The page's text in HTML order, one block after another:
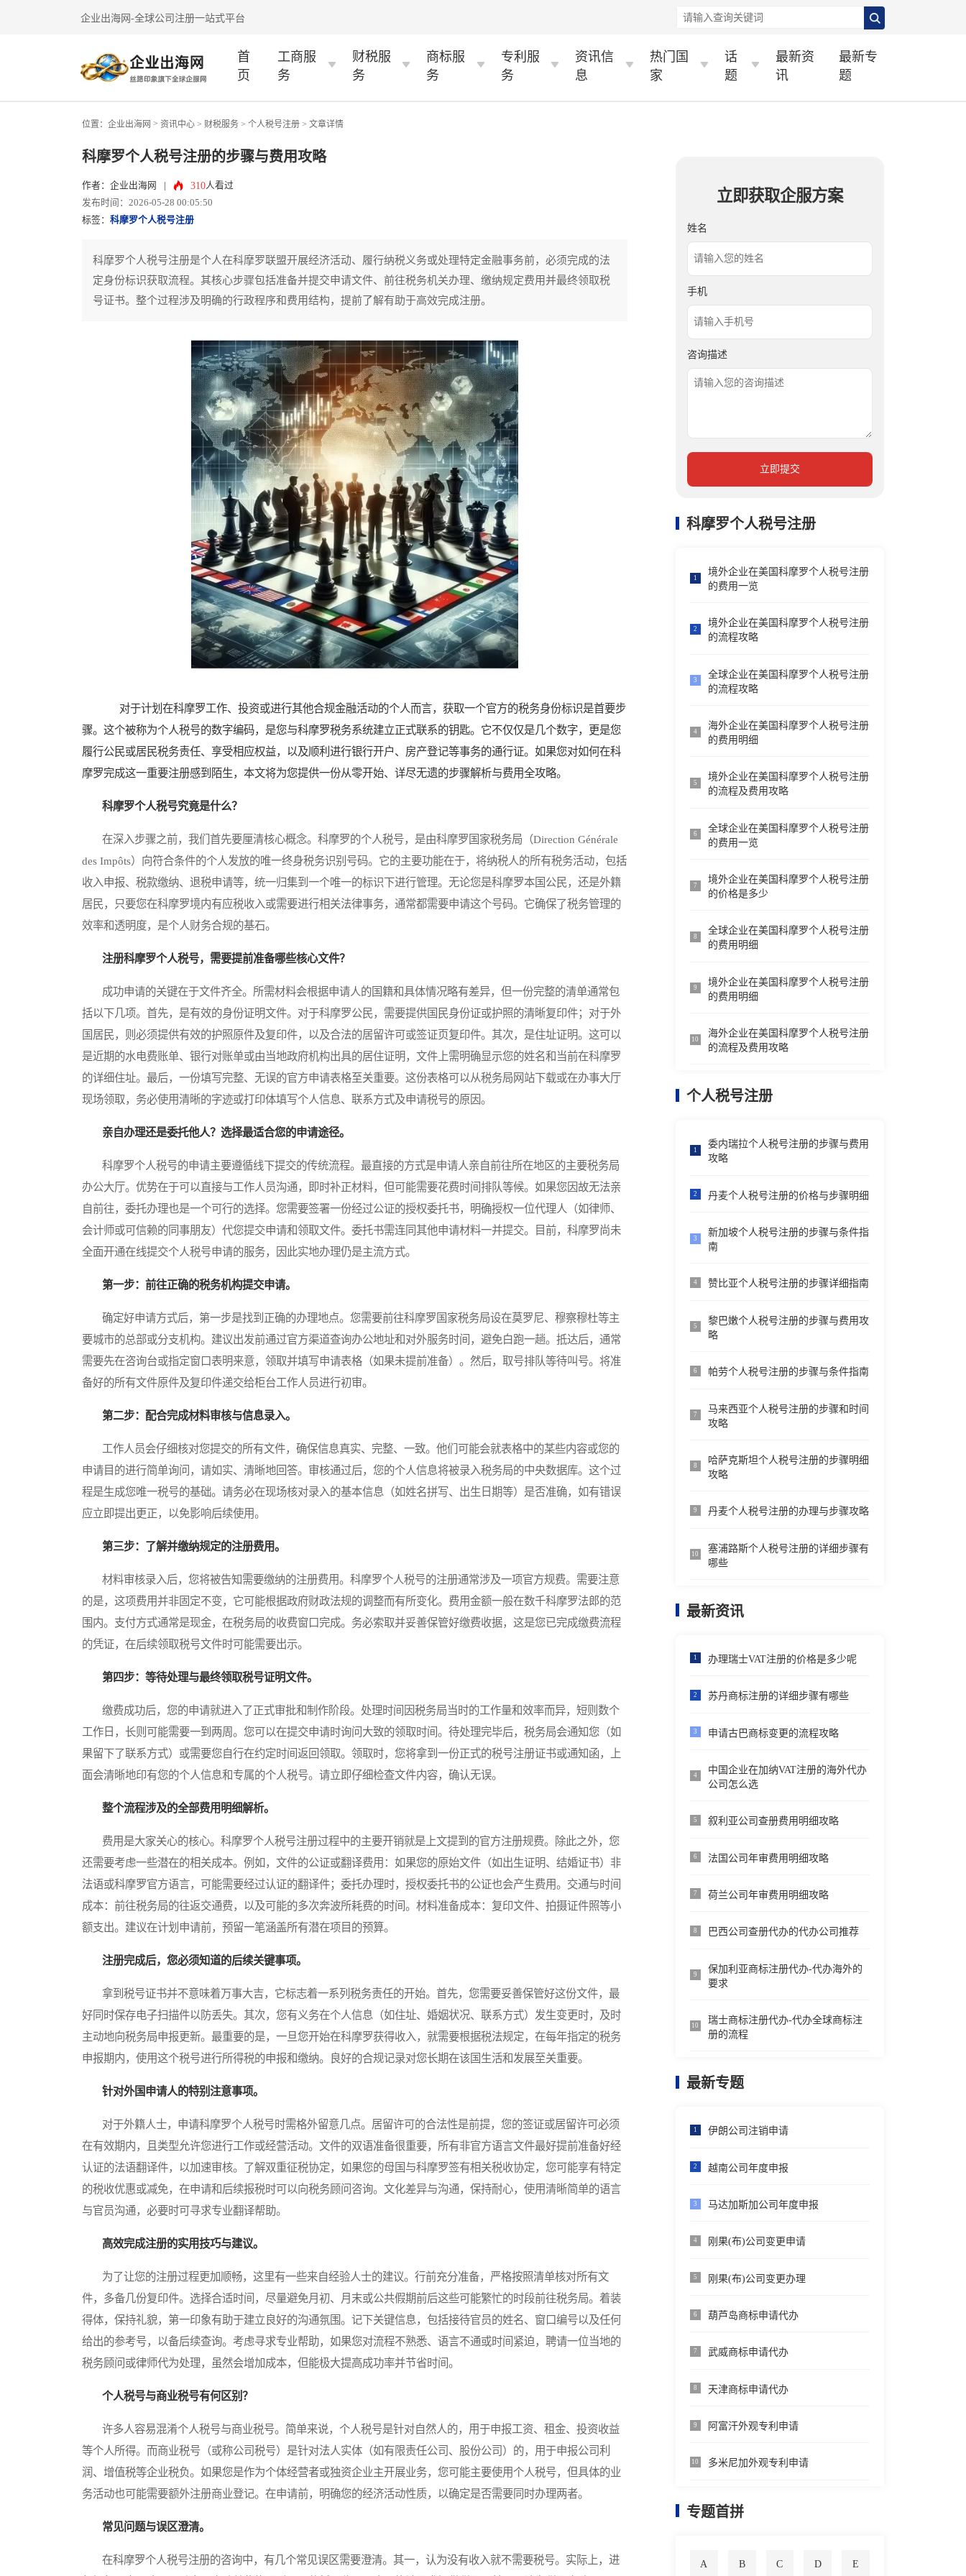
企业出海网-全球公司注册一站式平台
首
页
工商服
务
财税服
务
商标服
务
专利服
务
资讯信
息
热门国
家
话
题
最新资
讯
最新专
题
位置： 企业出海网 > 资讯中心 > 财税服务 > 个人税号注册 > 文章详情
科摩罗个人税号注册的步骤与费用攻略
作者：企业出海网 310人看过
发布时间：2026-05-28 00:05:50
标签： 科摩罗个人税号注册
科摩罗个人税号注册是个人在科摩罗联盟开展经济活动、履行纳税义务或处理特定金融事务前，必须完成的法
定身份标识获取流程。其核心步骤包括准备并提交申请文件、前往税务机关办理、缴纳规定费用并最终领取税
号证书。整个过程涉及明确的行政程序和费用结构，提前了解有助于高效完成注册。
对于计划在科摩罗工作、投资或进行其他合规金融活动的个人而言，获取一个官方的税务身份标识是首要步
骤。这个被称为个人税号的数字编码，是您与科摩罗税务系统建立正式联系的钥匙。它不仅仅是几个数字，更是您
履行公民或居民税务责任、享受相应权益，以及顺利进行银行开户、房产登记等事务的通行证。如果您对如何在科
摩罗完成这一重要注册感到陌生，本文将为您提供一份从零开始、详尽无遗的步骤解析与费用全攻略。
科摩罗个人税号究竟是什么？
在深入步骤之前，我们首先要厘清核心概念。科摩罗的个人税号，是由科摩罗国家税务局（Direction Générale
des Impôts）向符合条件的个人发放的唯一终身税务识别号码。它的主要功能在于，将纳税人的所有税务活动，包括
收入申报、税款缴纳、退税申请等，统一归集到一个唯一的标识下进行管理。无论您是科摩罗本国公民，还是外籍
居民，只要您在科摩罗境内有应税收入或需要进行相关法律事务，通常都需要申请这个号码。它确保了税务管理的
效率和透明度，是个人财务合规的基石。
注册科摩罗个人税号，需要提前准备哪些核心文件？
成功申请的关键在于文件齐全。所需材料会根据申请人的国籍和具体情况略有差异，但一份完整的清单通常包
括以下几项。首先，是有效的身份证明文件。对于科摩罗公民，需要提供国民身份证或护照的清晰复印件；对于外
国居民，则必须提供有效的护照原件及复印件，以及合法的居留许可或签证页复印件。其次，是住址证明。这可以
是近期的水电费账单、银行对账单或由当地政府机构出具的居住证明，文件上需明确显示您的姓名和当前在科摩罗
的详细住址。最后，一份填写完整、无误的官方申请表格至关重要。这份表格可以从税务局网站下载或在办事大厅
现场领取，务必使用清晰的字迹或打印体填写个人信息、联系方式及申请税号的原因。
亲自办理还是委托他人？选择最适合您的申请途径。
科摩罗个人税号的申请主要遵循线下提交的传统流程。最直接的方式是申请人亲自前往所在地区的主要税务局
办公大厅。优势在于可以直接与工作人员沟通，即时补正材料，但可能需要花费时间排队等候。如果您因故无法亲
自前往，委托办理也是一个可行的选择。您需要签署一份经过公证的授权委托书，明确授权一位代理人（如律师、
会计师或可信赖的同事朋友）代您提交申请和领取文件。委托书需连同其他申请材料一并提交。目前，科摩罗尚未
全面开通在线提交个人税号申请的服务，因此实地办理仍是主流方式。
第一步：前往正确的税务机构提交申请。
确定好申请方式后，第一步是找到正确的办理地点。您需要前往科摩罗国家税务局设在莫罗尼、穆察穆杜等主
要城市的总部或分支机构。建议出发前通过官方渠道查询办公地址和对外服务时间，避免白跑一趟。抵达后，通常
需要先在咨询台或指定窗口表明来意，领取并填写申请表格（如果未提前准备）。然后，取号排队等待叫号。将准
备好的所有文件原件及复印件递交给柜台工作人员进行初审。
第二步：配合完成材料审核与信息录入。
工作人员会仔细核对您提交的所有文件，确保信息真实、完整、一致。他们可能会就表格中的某些内容或您的
申请目的进行简单询问，请如实、清晰地回答。审核通过后，您的个人信息将被录入税务局的中央数据库。这个过
程是生成您唯一税号的基础。请务必在现场核对录入的基本信息（如姓名拼写、出生日期等）是否准确，如有错误
应立即提出更正，以免影响后续使用。
第三步：了解并缴纳规定的注册费用。
材料审核录入后，您将被告知需要缴纳的注册费用。科摩罗个人税号的注册通常涉及一项官方规费。需要注意
的是，这项费用并非固定不变，它可能根据政府财政法规的调整而有所变化。费用金额一般在数千科摩罗法郎的范
围内。支付方式通常是现金，在税务局的收费窗口完成。务必索取并妥善保管好缴费收据，这是您已完成缴费流程
的凭证，在后续领取税号文件时可能需要出示。
第四步：等待处理与最终领取税号证明文件。
缴费成功后，您的申请就进入了正式审批和制作阶段。处理时间因税务局当时的工作量和效率而异，短则数个
工作日，长则可能需要一到两周。您可以在提交申请时询问大致的领取时间。待处理完毕后，税务局会通知您（如
果留下了联系方式）或需要您自行在约定时间返回领取。领取时，您将拿到一份正式的税号注册证书或通知函，上
面会清晰地印有您的个人信息和专属的个人税号。请立即仔细检查文件内容，确认无误。
整个流程涉及的全部费用明细解析。
费用是大家关心的核心。科摩罗个人税号注册过程中的主要开销就是上文提到的官方注册规费。除此之外，您
还需要考虑一些潜在的相关成本。例如，文件的公证或翻译费用：如果您的原始文件（如出生证明、结婚证书）非
法语或科摩罗官方语言，可能需要经过认证的翻译件；委托办理时，授权委托书的公证也会产生费用。交通与时间
成本：前往税务局的往返交通费，以及可能的多次奔波所耗费的时间。材料准备成本：复印文件、拍摄证件照等小
额支出。建议在计划申请前，预留一笔涵盖所有潜在项目的预算。
注册完成后，您必须知道的后续关键事项。
拿到税号证书并不意味着万事大吉，它标志着一系列税务责任的开始。首先，您需要妥善保管好这份文件，最
好同时保存电子扫描件以防丢失。其次，您有义务在个人信息（如住址、婚姻状况、联系方式）发生变更时，及时
主动地向税务局申报更新。最重要的是，一旦您开始在科摩罗获得收入，就需要根据税法规定，在每年指定的税务
申报期内，使用这个税号进行所得税的申报和缴纳。良好的合规记录对您长期在该国生活和发展至关重要。
针对外国申请人的特别注意事项。
对于外籍人士，申请科摩罗个人税号时需格外留意几点。居留许可的合法性是前提，您的签证或居留许可必须
在有效期内，且类型允许您进行工作或经营活动。文件的双语准备很重要，所有非官方语言文件最好提前准备好经
认证的法语翻译件，以加速审核。了解双重征税协定，如果您的母国与科摩罗签有相关税收协定，您可能享有特定
的税收优惠或减免，在申请和后续报税时可以向税务顾问咨询。文化差异与沟通，保持耐心，使用清晰简单的语言
与官员沟通，必要时可寻求专业翻译帮助。
高效完成注册的实用技巧与建议。
为了让您的注册过程更加顺畅，这里有一些来自经验人士的建议。行前充分准备，严格按照清单核对所有文
件，多备几份复印件。选择合适时间，尽量避免月初、月末或公共假期前后这些可能繁忙的时段前往税务局。着装
得体，保持礼貌，第一印象有助于建立良好的沟通氛围。记下关键信息，包括接待官员的姓名、窗口编号以及任何
给出的参考号，以备后续查询。考虑寻求专业帮助，如果您对流程不熟悉、语言不通或时间紧迫，聘请一位当地的
税务顾问或律师代为处理，虽然会增加成本，但能极大提高成功率并节省时间。
个人税号与商业税号有何区别？
许多人容易混淆个人税号与商业税号。简单来说，个人税号是针对自然人的，用于申报工资、租金、投资收益
等个人所得。而商业税号（或称公司税号）是针对法人实体（如有限责任公司、股份公司）的，用于申报公司利
润、增值税等企业税负。如果您是作为个体经营者或独资企业主开展业务，您可能主要使用个人税号，但具体的业
务活动也可能需要额外注册商业登记。在申请前，明确您的经济活动性质，以确定是否需要同时办理两者。
常见问题与误区澄清。
在科摩罗个人税号注册的咨询中，有几个常见误区需要澄清。其一，认为没有收入就不需要税号。实际上，进
立即获取企服方案
姓名
手机
咨询描述
立即提交
科摩罗个人税号注册
1
境外企业在美国科摩罗个人税号注册
的费用一览
2
境外企业在美国科摩罗个人税号注册
的流程攻略
3
全球企业在美国科摩罗个人税号注册
的流程攻略
4
海外企业在美国科摩罗个人税号注册
的费用明细
5
境外企业在美国科摩罗个人税号注册
的流程及费用攻略
6
全球企业在美国科摩罗个人税号注册
的费用一览
7
境外企业在美国科摩罗个人税号注册
的价格是多少
8
全球企业在美国科摩罗个人税号注册
的费用明细
9
境外企业在美国科摩罗个人税号注册
的费用明细
10
海外企业在美国科摩罗个人税号注册
的流程及费用攻略
个人税号注册
1
委内瑞拉个人税号注册的步骤与费用
攻略
2 丹麦个人税号注册的价格与步骤明细
3
新加坡个人税号注册的步骤与条件指
南
4 赞比亚个人税号注册的步骤详细指南
5
黎巴嫩个人税号注册的步骤与费用攻
略
6 帕劳个人税号注册的步骤与条件指南
7
马来西亚个人税号注册的步骤和时间
攻略
8
哈萨克斯坦个人税号注册的步骤明细
攻略
9 丹麦个人税号注册的办理与步骤攻略
10
塞浦路斯个人税号注册的详细步骤有
哪些
最新资讯
1 办理瑞士VAT注册的价格是多少呢
2 苏丹商标注册的详细步骤有哪些
3 申请古巴商标变更的流程攻略
4
中国企业在加纳VAT注册的海外代办
公司怎么选
5 叙利亚公司查册费用明细攻略
6 法国公司年审费用明细攻略
7 荷兰公司年审费用明细攻略
8 巴西公司查册代办的代办公司推荐
9
保加利亚商标注册代办-代办海外的
要求
10
瑞士商标注册代办-代办全球商标注
册的流程
最新专题
1 伊朗公司注销申请
2 越南公司年度申报
3 马达加斯加公司年度申报
4 刚果(布)公司变更申请
5 刚果(布)公司变更办理
6 葫芦岛商标申请代办
7 武威商标申请代办
8 天津商标申请代办
9 阿富汗外观专利申请
10 多米尼加外观专利申请
专题首拼
A B C D E